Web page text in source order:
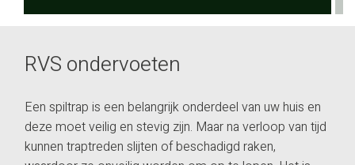
RVS ondervoeten
Een spiltrap is een belangrijk onderdeel van uw huis en
deze moet veilig en stevig zijn. Maar na verloop van tijd
kunnen traptreden slijten of beschadigd raken,